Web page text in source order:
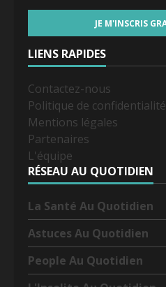
LIENS RAPIDES
Contactez-nous
Politique de confidentialité
Mentions légales
Partenaires
L'équipe
RÉSEAU AU QUOTIDIEN
La Santé Au Quotidien
Astuces Au Quotidien
People Au Quotidien